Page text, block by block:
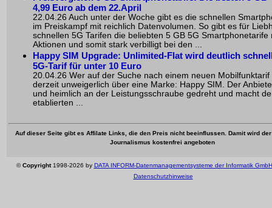
4,99 Euro ab dem 22.April
22.04.26 Auch unter der Woche gibt es die schnellen
im Preiskampf mit reichlich Datenvolumen. So gibt es für
schnellen 5G Tarifen die beliebten 5 GB 5G Smartphonetarife
Aktionen und somit stark verbilligt bei den ...
Happy SIM Upgrade: Unlimited-Flat wird deutlich
5G-Tarif für unter 10 Euro
20.04.26 Wer auf der Suche nach einem neuen Mobilfunktarif
derzeit unweigerlich über eine Marke: Happy SIM. Der
und heimlich an der Leistungsschraube gedreht und macht
etablierten ...
Auf dieser Seite gibt es Affilate Links, die den Preis nicht beeinflussen. Damit wird
Journalismus kostenfrei angeboten
©Copyright1998-2026 by DATA INFORM-Datenmanagementsysteme der Informatik GmbH
Datenschutzhinweise